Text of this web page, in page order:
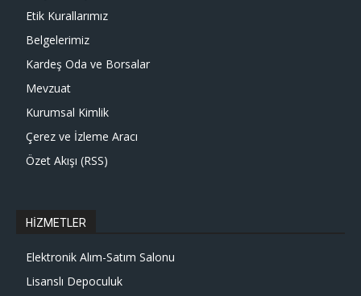
Etik Kurallarımız
Belgelerimiz
Kardeş Oda ve Borsalar
Mevzuat
Kurumsal Kimlik
Çerez ve İzleme Aracı
Özet Akışı (RSS)
HİZMETLER
Elektronik Alım-Satım Salonu
Lisanslı Depoculuk